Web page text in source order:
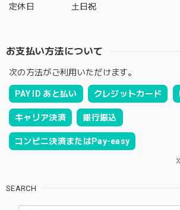
定休日
土日祝
お支払い方法について
次の方法がご利用いただけます。
PAY ID あと払い クレジットカード
キャリア決済 銀行振込
コンビニ決済またはPay-easy
SEARCH